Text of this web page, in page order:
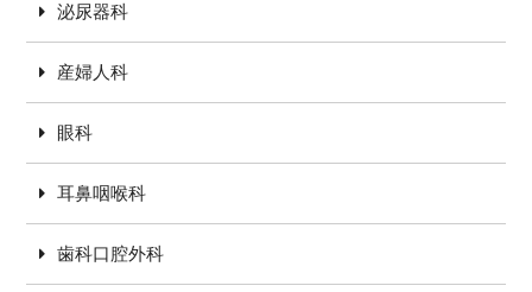
泌尿器科
産婦人科
眼科
耳鼻咽喉科
歯科口腔外科